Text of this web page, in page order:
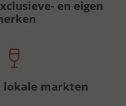
en eigen
lokale markten